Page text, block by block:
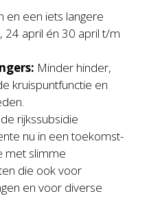
en een iets langere
24 april én 30 april t/m
Minder hinder,
kruispuntfunctie en
rijks­subsidie
nu in een toekomst­
met slimme
die ook voor
en voor diverse